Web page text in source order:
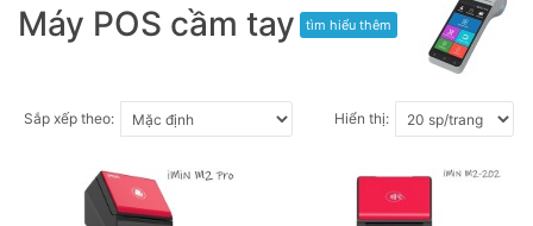
Máy POS cầm tay tìm hiểu thêm
Sắp xếp theo: Hiển thị: